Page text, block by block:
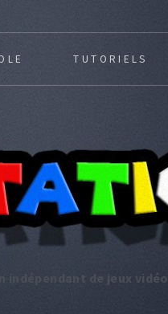
de jeux vidéo
TUTORIELS